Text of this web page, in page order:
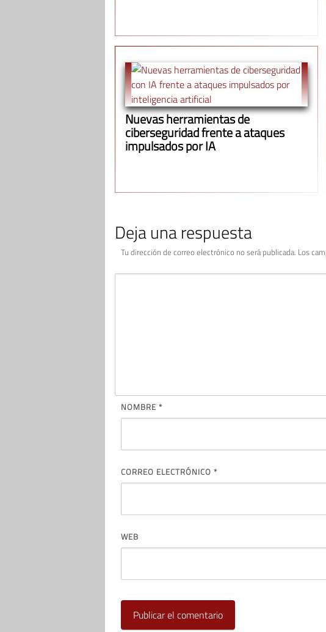
Nuevas herramientas de
ciberseguridad frente a ataques
impulsados por IA
Deja una respuesta
Tu dirección de correo electrónico no será publicada. Los
NOMBRE *
CORREO ELECTRÓNICO *
WEB